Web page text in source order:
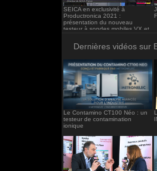
SEICA en exclusivité à
Productronica 2021 :
présentation du nouveau
testeur à sondes mobiles VX et
Dernières vidéos sur
Le Contamino CT100 Néo : un
testeur de contamination
ionique